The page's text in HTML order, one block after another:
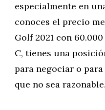
especialmente en
conoces el precio
Golf 2021 con
C, tienes una
para negociar o
que no sea razonable.